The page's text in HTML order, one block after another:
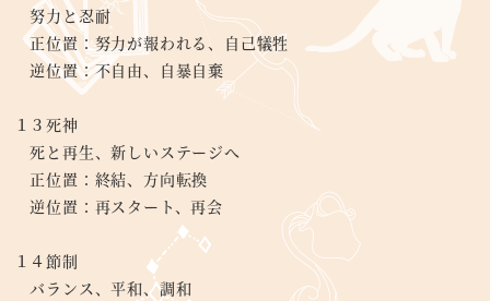
努力と忍耐
正位置：努力が報われる、自己犠牲
逆位置：不自由、自暴自棄
１３死神
死と再生、新しいステージへ
正位置：終結、方向転換
逆位置：再スタート、再会
１４節制
バランス、平和、調和